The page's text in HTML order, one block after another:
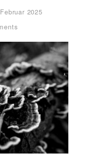
2025